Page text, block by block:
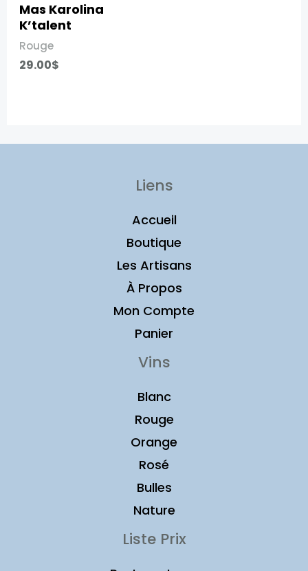
Mas Karolina
K’talent​
Rouge
29.00$
Liens
Accueil
Boutique
Les Artisans
À Propos
Mon Compte
Panier
Vins
Blanc
Rouge
Orange
Rosé
Bulles
Nature
Liste Prix